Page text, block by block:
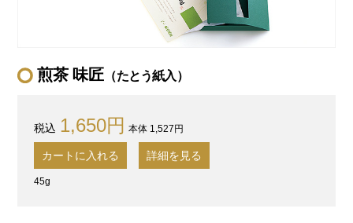
煎茶 味匠 （たとう紙入）
1,650円 本体 1,527円
カートに入れる 詳細を見る
45g